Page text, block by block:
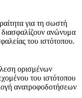
για τη σωστή
διασφαλίζουν ανώνυμα
του ιστότοπου.
ορισμένων
του ιστότοπου
ανατροφοδοτήσεων